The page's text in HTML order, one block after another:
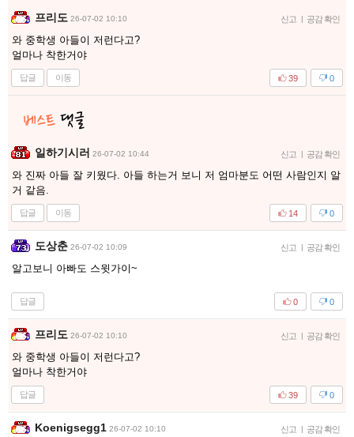
프리도 26-07-02 10:10 신고 | 공감 확인
와 중학생 아들이 저런다고?
얼마나 착한거야
답글 이동 0
39
일하기시러 26-07-02 10:44 신고 | 공감 확인
와 진짜 아들 잘 키웠다. 아들 하는거 보니 저 엄마분도 어떤 사람인지 알
거 같음.
답글 이동 0
14
도상춘 26-07-02 10:09 신고 | 공감 확인
알고보니 아빠도 스윗가이~
답글 0
0
프리도 26-07-02 10:10 신고 | 공감 확인
와 중학생 아들이 저런다고?
얼마나 착한거야
답글 0
39
Koenigsegg1 26-07-02 10:10 신고 | 공감 확인